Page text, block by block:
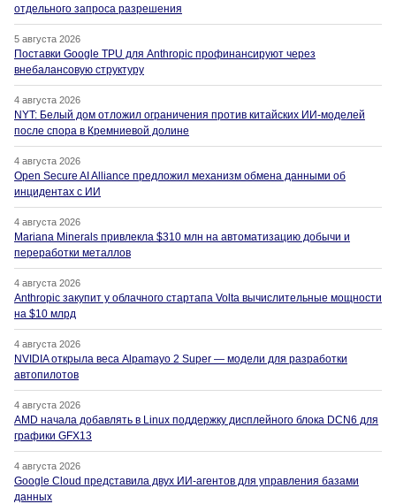
отдельного запроса разрешения
5 августа 2026
Поставки Google TPU для Anthropic профинансируют через
внебалансовую структуру
4 августа 2026
NYT: Белый дом отложил ограничения против китайских ИИ-моделей
после спора в Кремниевой долине
4 августа 2026
Open Secure AI Alliance предложил механизм обмена данными об
инцидентах с ИИ
4 августа 2026
Mariana Minerals привлекла $310 млн на автоматизацию добычи и
переработки металлов
4 августа 2026
Anthropic закупит у облачного стартапа Volta вычислительные мощности
на $10 млрд
4 августа 2026
NVIDIA открыла веса Alpamayo 2 Super — модели для разработки
автопилотов
4 августа 2026
AMD начала добавлять в Linux поддержку дисплейного блока DCN6 для
графики GFX13
4 августа 2026
Google Cloud представила двух ИИ-агентов для управления базами
данных